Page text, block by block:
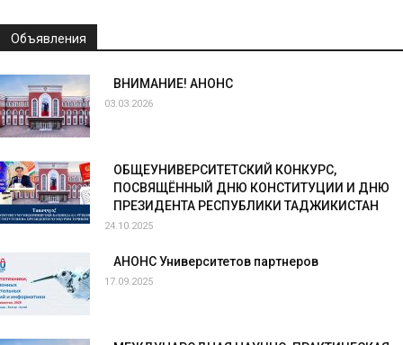
Объявления
ВНИМАНИЕ! АНОНС
03.03.2026
ОБЩЕУНИВЕРСИТЕТСКИЙ КОНКУРС,
ПОСВЯЩЁННЫЙ ДНЮ КОНСТИТУЦИИ И ДНЮ
ПРЕЗИДЕНТА РЕСПУБЛИКИ ТАДЖИКИСТАН
24.10.2025
АНОНС Университетов партнеров
17.09.2025